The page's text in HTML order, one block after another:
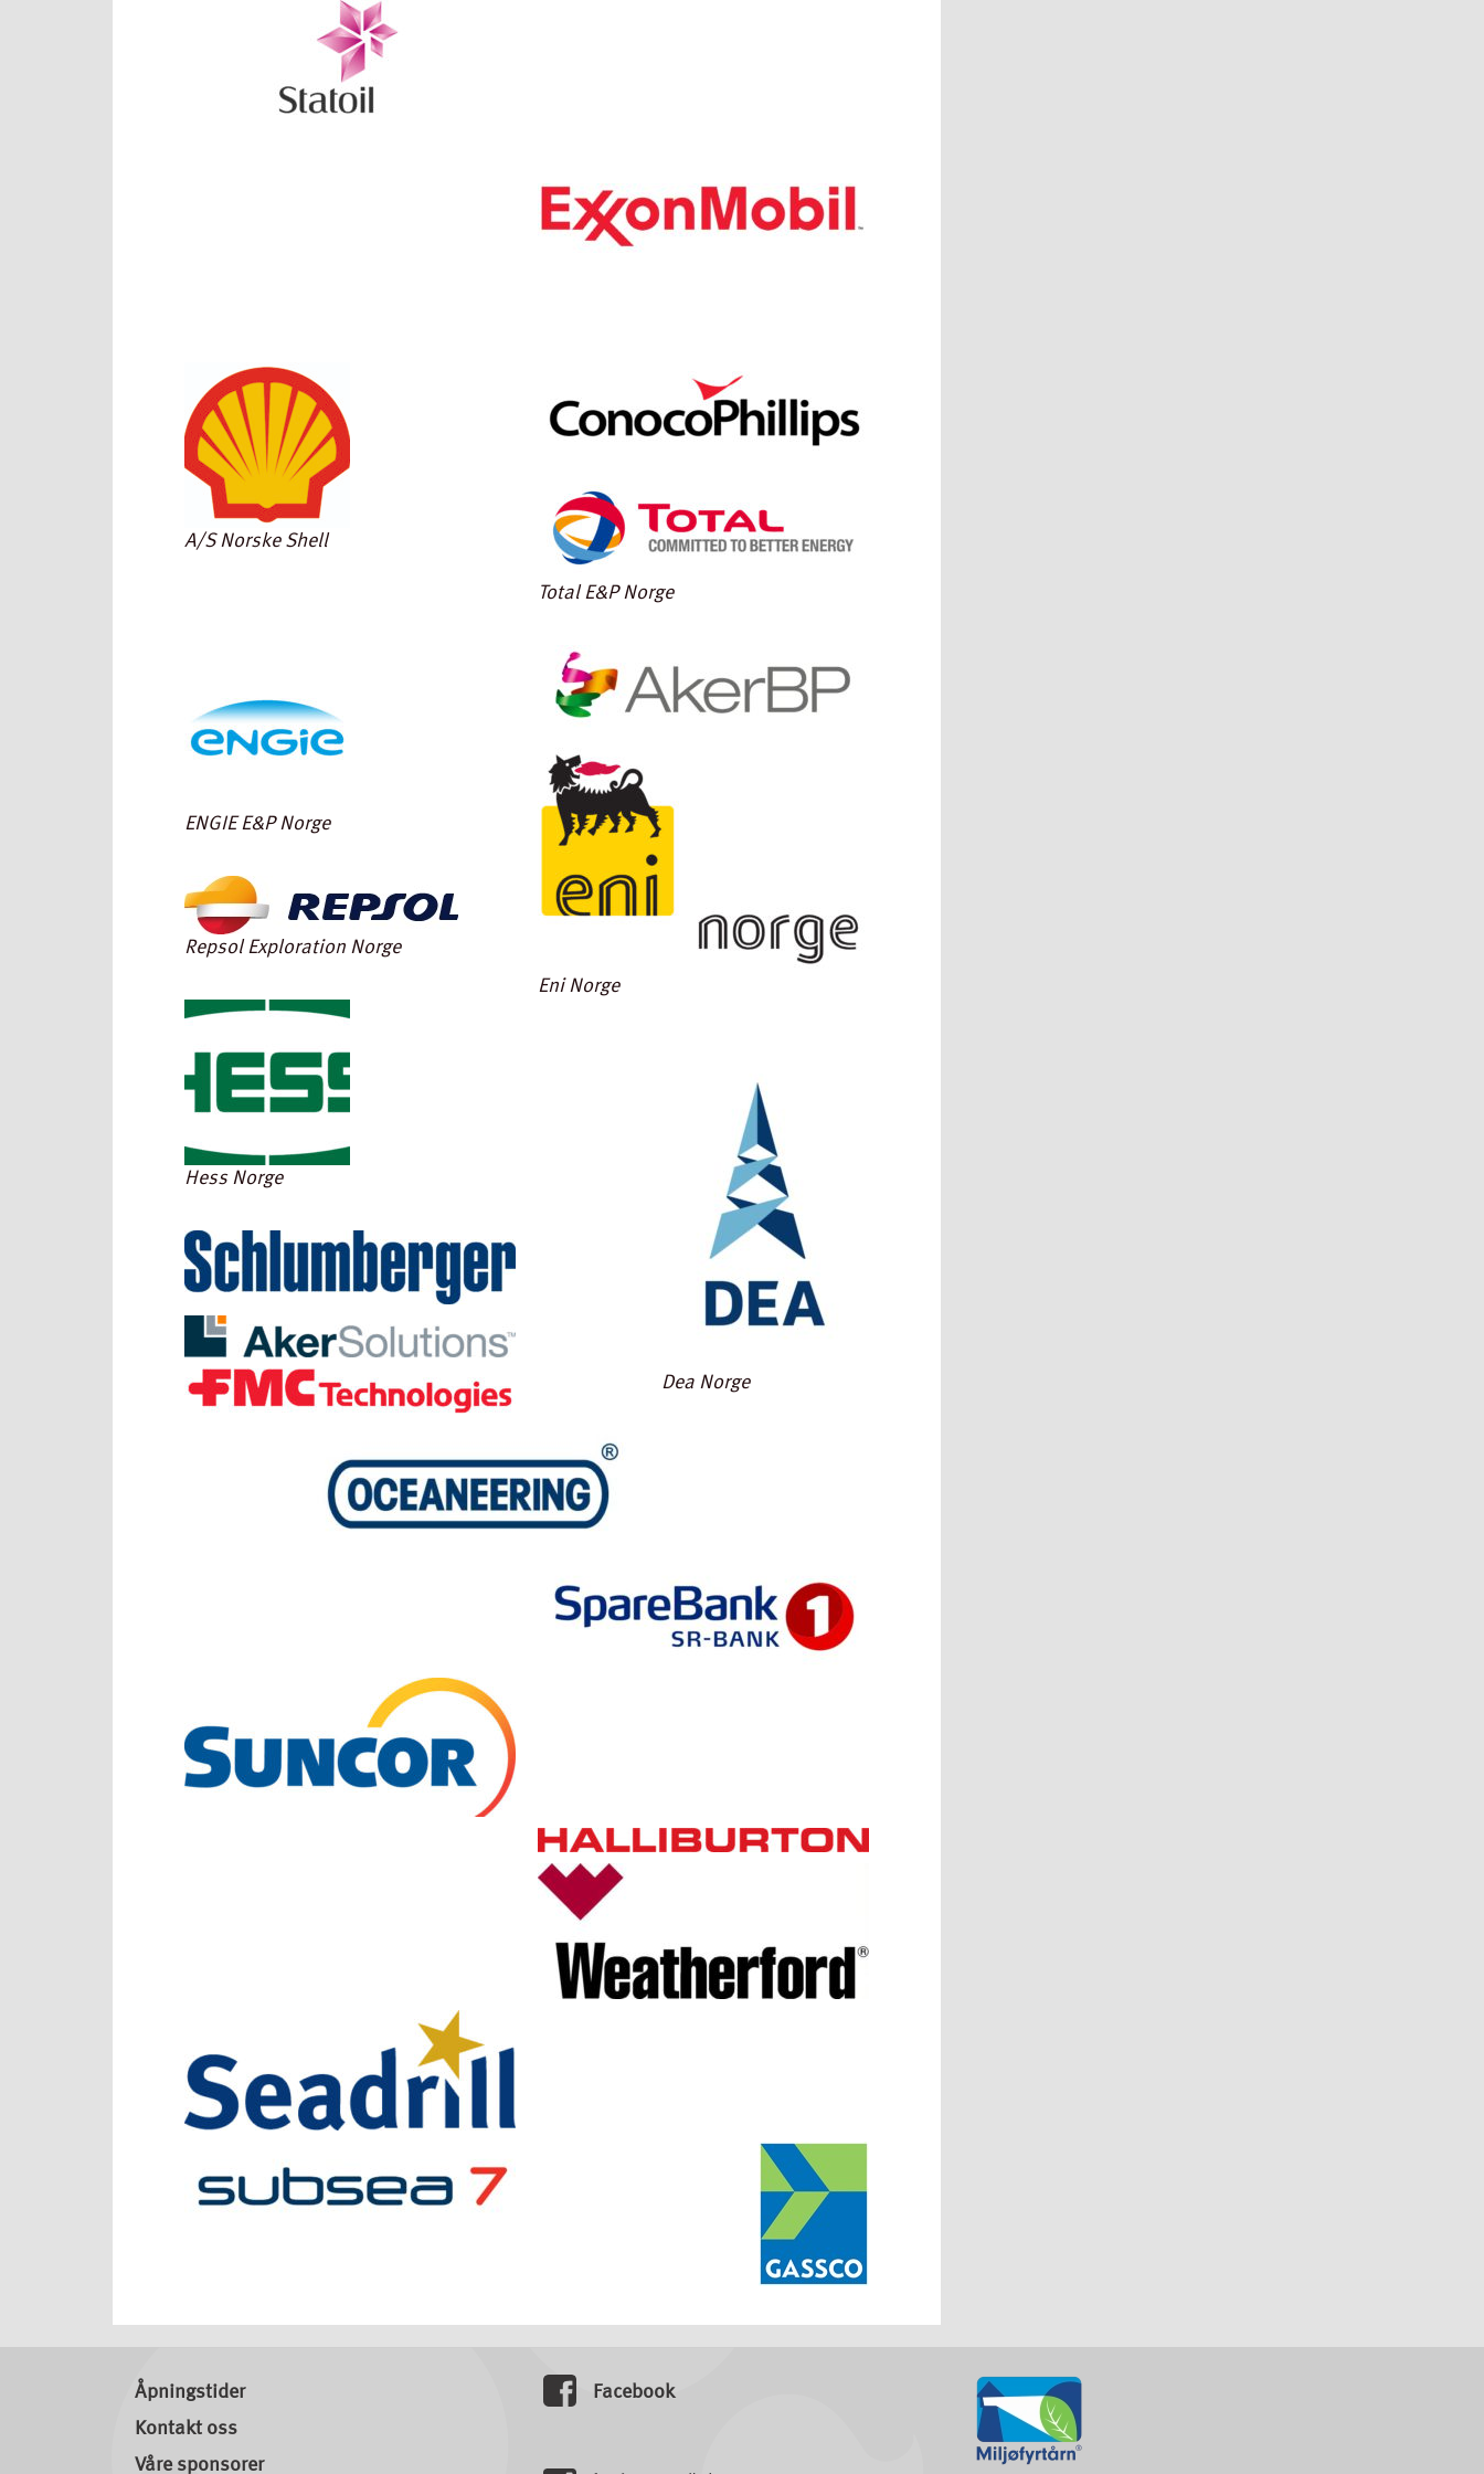
A/S Norske Shell
Total E&P Norge
ENGIE E&P Norge
Eni Norge
Repsol Exploration Norge
Hess Norge
Dea Norge
Åpningstider
Kontakt oss
Våre sponsorer
Facebook